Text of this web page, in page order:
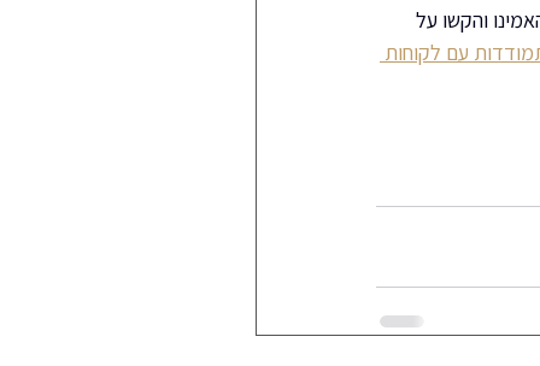
האמינו והקשו על
עם לקוחות